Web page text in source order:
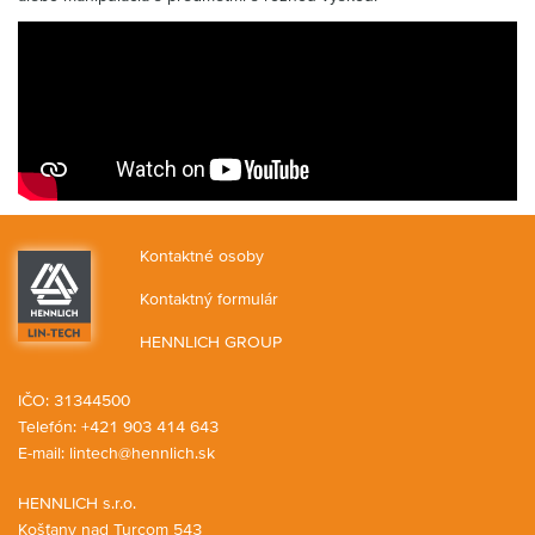
Kontaktné osoby
Kontaktný formulár
HENNLICH GROUP
HENNLICH s.r.o.
Košťany nad Turcom 543
IČO: 31344500
Telefón: +421 903 414 643
E-mail: lintech@hennlich.sk